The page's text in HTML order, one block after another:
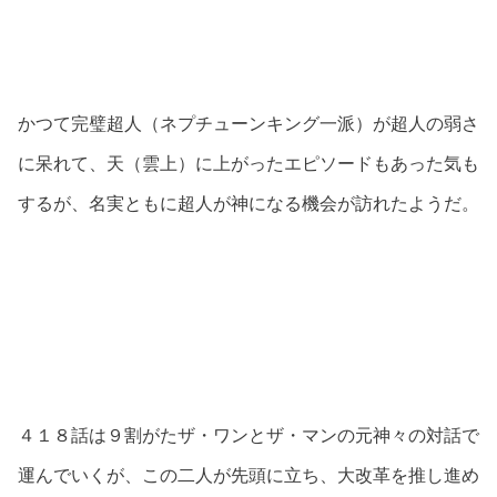
かつて完璧超人（ネプチューンキング一派）が超人の弱さ
に呆れて、天（雲上）に上がったエピソードもあった気も
するが、名実ともに超人が神になる機会が訪れたようだ。
４１８話は９割がたザ・ワンとザ・マンの元神々の対話で
運んでいくが、この二人が先頭に立ち、大改革を推し進め